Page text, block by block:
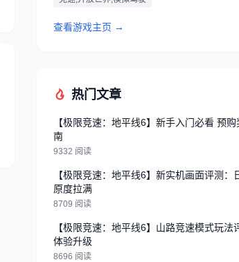
查看游戏主页 →
热门文章
【极限竞速：地平线6】新手入门必看 预
南
9332 阅读
【极限竞速：地平线6】新实机画面评测：
原度拉满
8709 阅读
【极限竞速：地平线6】山路竞速模式玩法
体验升级
8696 阅读